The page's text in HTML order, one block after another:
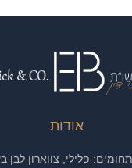
אודות
פלילי, צווארון לבן